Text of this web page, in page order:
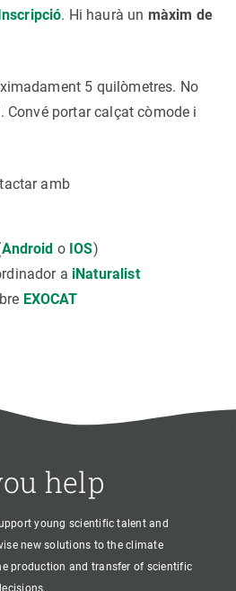
. Hi haurà un màxim de
5 quilòmetres. No
Convé portar calçat còmode i
amb
Android o IOS)
a iNaturalist
EXOCAT
help
young scientific talent and
new solutions to the climate
production and transfer of scientific